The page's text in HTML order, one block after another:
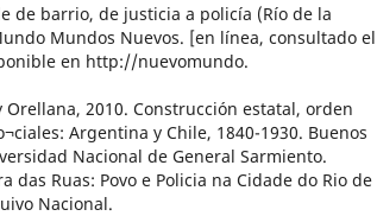
de barrio, de justicia a policía (Río de la
Mundos Nuevos. [en línea, consultado el
en http://nuevomundo.
Orellana, 2010. Construcción estatal, orden
Argentina y Chile, 1840-1930. Buenos
Nacional de General Sarmiento.
das Ruas: Povo e Policia na Cidade do Rio de
Nacional.